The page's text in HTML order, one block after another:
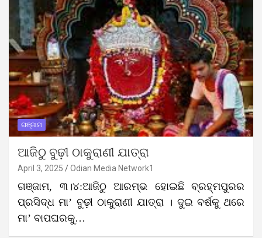
ଗଞ୍ଜାମ
ଆଜିଠୁ ବୁଢ଼ୀ ଠାକୁରାଣୀ ଯାତ୍ରା
April 3, 2025 Odian Media Network1
ଗଞ୍ଜାମ, ୩।୪:ଆଜିଠୁ ଆରମ୍ଭ ହୋଇଛି ବ୍ରହ୍ମପୁରର
ପ୍ରସିଦ୍ଧ ମା’ ବୁଢ଼ୀ ଠାକୁରାଣୀ ଯାତ୍ରା । ଦୁଇ ବର୍ଷକୁ ଥରେ
ମା’ ବାପଘରକୁ…